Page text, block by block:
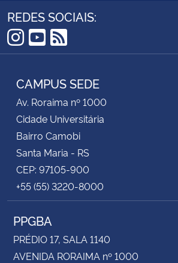
REDES SOCIAIS:
Instagram
YouTube
RSS
CAMPUS SEDE
Av. Roraima nº 1000
Cidade Universitária
Bairro Camobi
Santa Maria - RS
CEP: 97105-900
+55 (55) 3220-8000
PPGBA
PRÉDIO 17, SALA 1140
AVENIDA RORAIMA nº 1000